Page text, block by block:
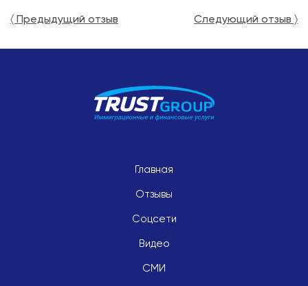
Навигация
записям
〈 Предыдущий отзыв Следующий отзыв 〉
Главная
Отзывы
Соцсети
Видео
СМИ